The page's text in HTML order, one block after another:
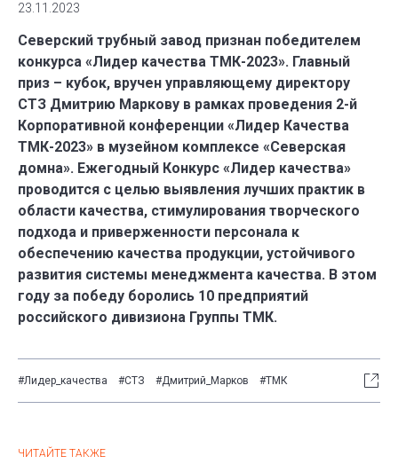
23.11.2023
Северский трубный завод признан победителем
конкурса «Лидер качества ТМК-2023». Главный
приз – кубок, вручен управляющему директору
СТЗ Дмитрию Маркову в рамках проведения 2-й
Корпоративной конференции «Лидер Качества
ТМК-2023» в музейном комплексе «Северская
домна». Ежегодный Конкурс «Лидер качества»
проводится с целью выявления лучших практик в
области качества, стимулирования творческого
подхода и приверженности персонала к
обеспечению качества продукции, устойчивого
развития системы менеджмента качества. В этом
году за победу боролись 10 предприятий
российского дивизиона Группы ТМК.
#Лидер_качества #СТЗ #Дмитрий_Марков #ТМК
ЧИТАЙТЕ ТАКЖЕ